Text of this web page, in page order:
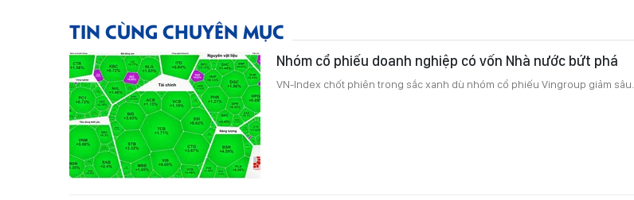
TIN CÙNG CHUYÊN MỤC
Nhóm cổ phiếu doanh nghiệp có vốn Nhà nước bứt phá
VN-Index chốt phiên trong sắc xanh dù nhóm cổ phiếu Vingroup giảm sâu.